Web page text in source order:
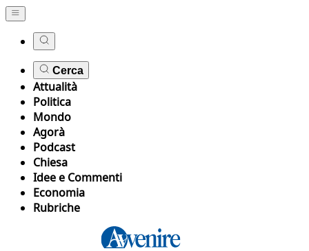
Cerca
Attualità
Politica
Mondo
Agorà
Podcast
Chiesa
Idee e Commenti
Economia
Rubriche